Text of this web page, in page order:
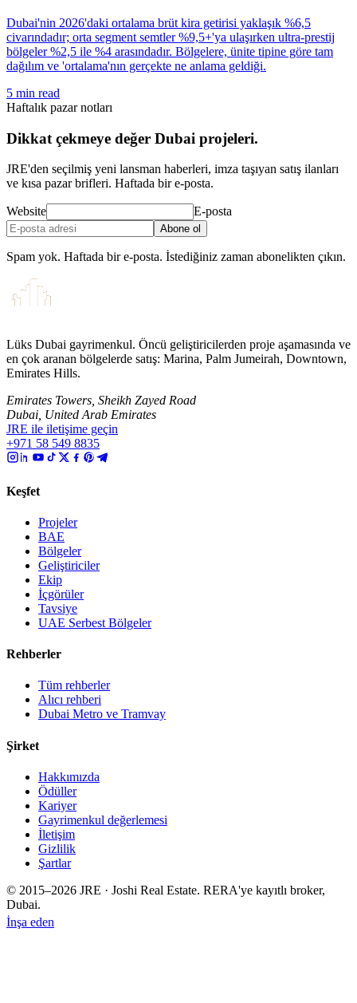
Dubai'nin 2026'daki ortalama brüt kira getirisi yaklaşık %6,5
civarındadır; orta segment semtler %9,5+'ya ulaşırken ultra-prestij
bölgeler %2,5 ile %4 arasındadır. Bölgelere, ünite tipine göre tam
dağılım ve 'ortalama'nın gerçekte ne anlama geldiği.
5 min read
Haftalık pazar notları
Dikkat çekmeye değer Dubai projeleri.
JRE'den seçilmiş yeni lansman haberleri, imza taşıyan satış ilanları
ve kısa pazar brifleri. Haftada bir e-posta.
Website E-posta
Abone ol
Spam yok. Haftada bir e-posta. İstediğiniz zaman abonelikten çıkın.
Lüks Dubai gayrimenkul. Öncü geliştiricilerden proje aşamasında ve
en çok aranan bölgelerde satış: Marina, Palm Jumeirah, Downtown,
Emirates Hills.
Emirates Towers, Sheikh Zayed Road
Dubai, United Arab Emirates
JRE ile iletişime geçin
+971 58 549 8835
Keşfet
Projeler
BAE
Bölgeler
Geliştiriciler
Ekip
İçgörüler
Tavsiye
UAE Serbest Bölgeler
Rehberler
Tüm rehberler
Alıcı rehberi
Dubai Metro ve Tramvay
Şirket
Hakkımızda
Ödüller
Kariyer
Gayrimenkul değerlemesi
İletişim
Gizlilik
Şartlar
© 2015–2026 JRE · Joshi Real Estate. RERA'ye kayıtlı broker,
Dubai.
İnşa eden